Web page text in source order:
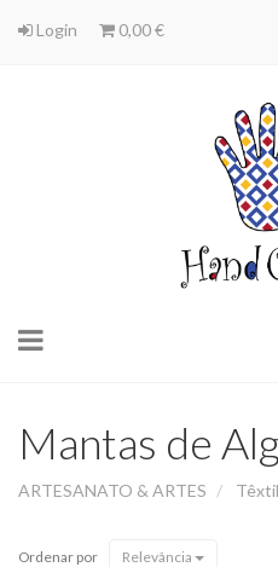
Login 0,00 €
Toggle
Mantas de
ARTESANATO & ARTES Têxtil
Ordenar por Relevância